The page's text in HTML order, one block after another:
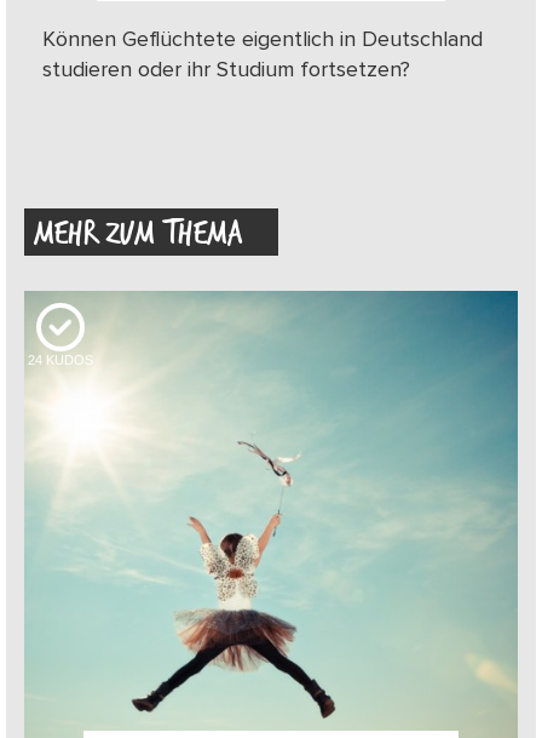
Können Geflüchtete eigentlich in Deutschland
studieren oder ihr Studium fortsetzen?
MEHR ZUM THEMA
24 KUDOS